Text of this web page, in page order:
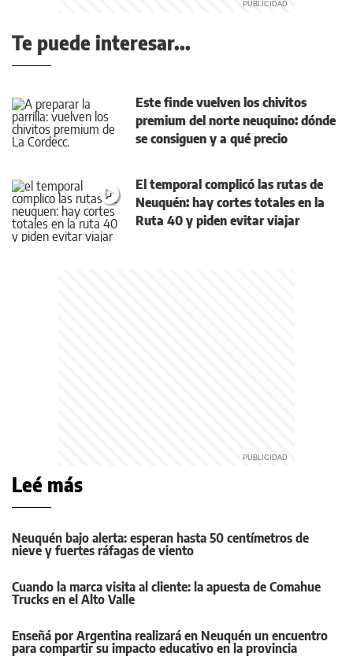
Te puede interesar...
Este finde vuelven los chivitos
premium del norte neuquino: dónde
se consiguen y a qué precio
El temporal complicó las rutas de
Neuquén: hay cortes totales en la
Ruta 40 y piden evitar viajar
Leé más
Neuquén bajo alerta: esperan hasta 50 centímetros de
nieve y fuertes ráfagas de viento
Cuando la marca visita al cliente: la apuesta de Comahue
Trucks en el Alto Valle
Enseñá por Argentina realizará en Neuquén un encuentro
para compartir su impacto educativo en la provincia